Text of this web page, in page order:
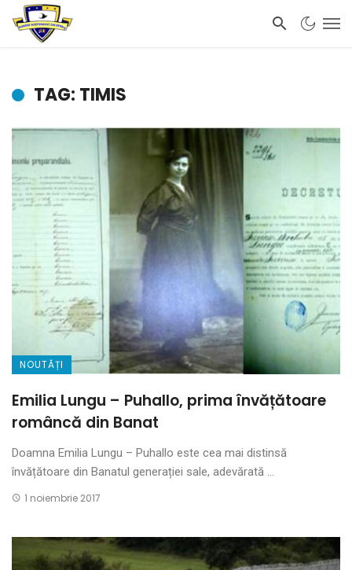
TAG: TIMIS
NOUTĂȚI
Emilia Lungu – Puhallo, prima învățătoare
româncă din Banat
Doamna Emilia Lungu – Puhallo este cea mai distinsă
învățătoare din Banatul generației sale, adevărată ...
1 noiembrie 2017